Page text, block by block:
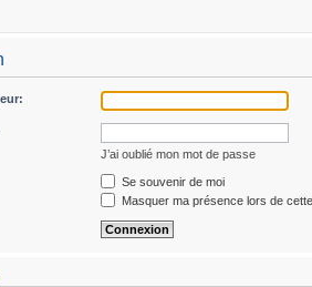
J’ai oublié mon mot de passe
Se souvenir de moi
Masquer ma présence lors de